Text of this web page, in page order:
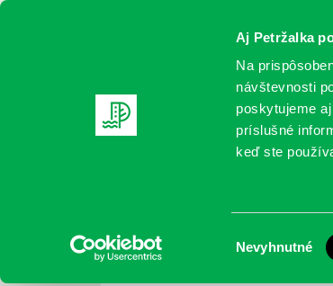
Aj Petržalka
Na
návštevnosti
poskytujeme
príslušné
keď ste
súhlasu
Nevyhnutné
REGISTRUJTE SA
Thomson,